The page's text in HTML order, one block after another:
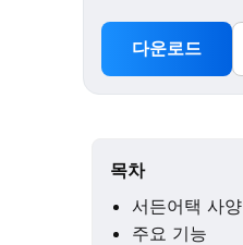
다운로드
목차
서든어택 사양
주요 기능